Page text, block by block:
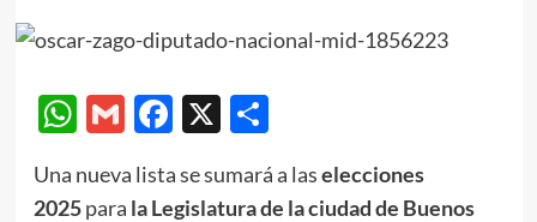
WhatsApp
GmailFacebook
X Compartir
Una nueva lista se sumará a laselecciones
2025para la Legislatura de la ciudad de Buenos